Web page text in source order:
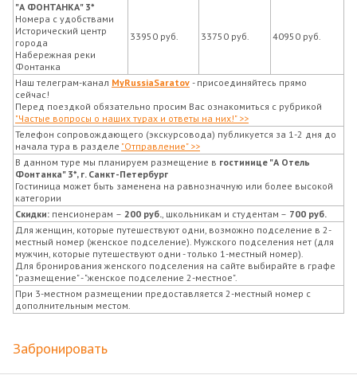
"А ФОНТАНКА" 3*
Номера с удобствами
Исторический центр
города
Набережная реки
Фонтанка
33950 руб. 33750 руб. 40950 руб.
Наш телеграм-канал MyRussiaSaratov - присоединяйтесь прямо
сейчас!
Перед поездкой обязательно просим Вас ознакомиться с рубрикой
"Частые вопросы о наших турах и ответы на них!" >>
Телефон сопровождающего (экскурсовода) публикуется за 1-2 дня до
начала тура в разделе "Отправление" >>
В данном туре мы планируем размещение в гостинице "А Отель
Фонтанка" 3*, г. Санкт-Петербург
Гостиница может быть заменена на равнозначную или более высокой
категории
Скидки: пенсионерам – 200 руб., школьникам и студентам – 700 руб.
Для женщин, которые путешествуют одни, возможно подселение в 2-
местный номер (женское подселение). Мужского подселения нет (для
мужчин, которые путешествуют одни - только 1-местный номер).
Для бронирования женского подселения на сайте выбирайте в графе
"размещение" - "женское подселение 2-местное".
При 3-местном размещении предоставляется 2-местный номер с
дополнительным местом.
Забронировать